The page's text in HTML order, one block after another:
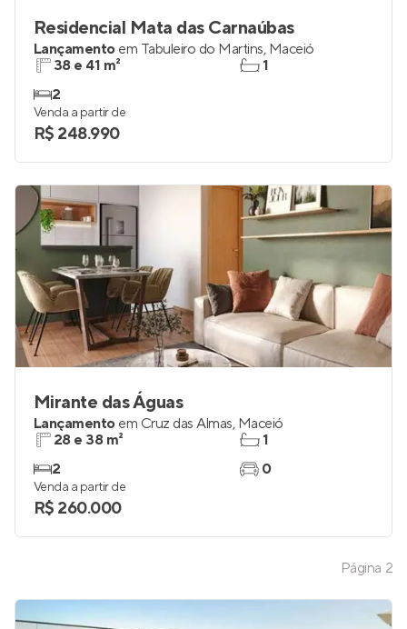
Página 2
Residencial Mata das Carnaúbas
Lançamento em Tabuleiro do Martins, Maceió
38 e 41 m²
2
1
Venda a partir de
R$ 248.990
Mirante das Águas
Lançamento em Cruz das Almas, Maceió
28 e 38 m²
2
1
0
Venda a partir de
R$ 260.000